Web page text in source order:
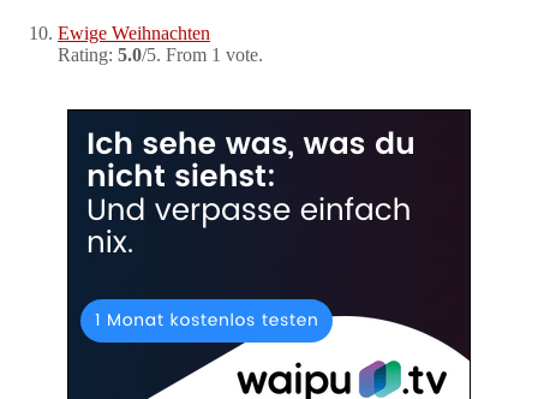
Ewige Weihnachten
Rating: 5.0/5. From 1 vote.